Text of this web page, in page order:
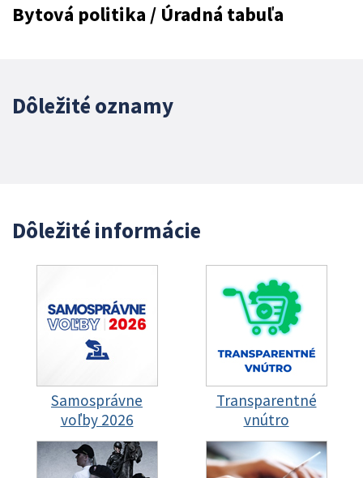
Bytová politika / Úradná tabuľa
Dôležité oznamy
Dôležité informácie
Samosprávne
voľby 2026
Transparentné
vnútro